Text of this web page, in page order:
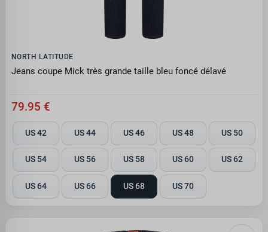
NORTH LATITUDE
Jeans coupe Mick très grande taille bleu foncé délavé
79.95 €
US 42 US 44 US 46 US 48 US 50
US 54 US 56 US 58 US 60 US 62
US 64 US 66 US 68 US 70